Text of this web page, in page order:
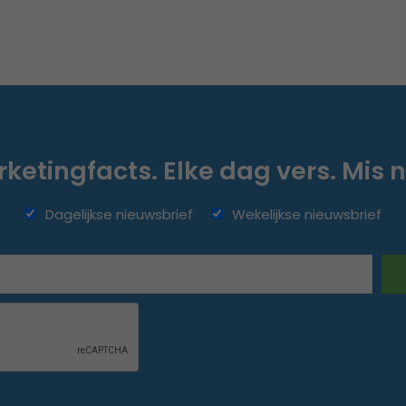
Elke dag vers. Mis
Dagelijkse nieuwsbrief Wekelijkse nieuwsbrief